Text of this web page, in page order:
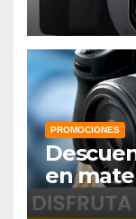
PROMOCIONES
en